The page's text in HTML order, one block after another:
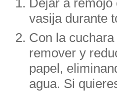
Dejar a remojo
vasija durante
Con la
remover y
papel,
agua. Si